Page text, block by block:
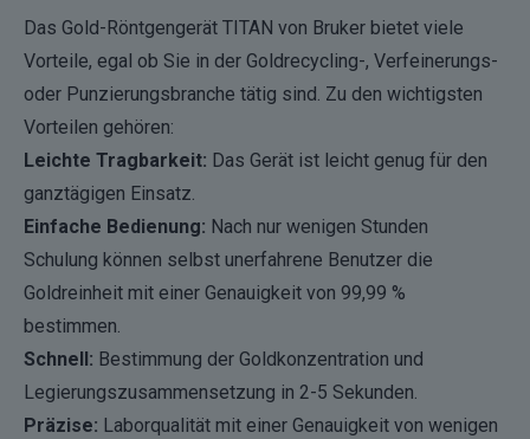
Das Gold-Röntgengerät TITAN von Bruker bietet viele
Vorteile, egal ob Sie in der Goldrecycling-, Verfeinerungs-
oder Punzierungsbranche tätig sind. Zu den wichtigsten
Vorteilen gehören:
Leichte Tragbarkeit: Das Gerät ist leicht genug für den
ganztägigen Einsatz.
Einfache Bedienung: Nach nur wenigen Stunden
Schulung können selbst unerfahrene Benutzer die
Goldreinheit mit einer Genauigkeit von 99,99 %
bestimmen.
Schnell: Bestimmung der Goldkonzentration und
Legierungszusammensetzung in 2-5 Sekunden.
Präzise: Laborqualität mit einer Genauigkeit von wenigen